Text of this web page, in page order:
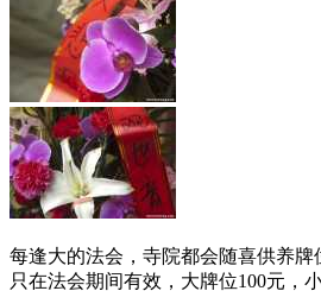
每逢大的法会，寺院都会随喜供养牌
只在法会期间有效，大牌位100元，